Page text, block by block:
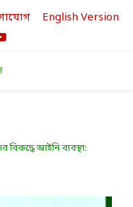
English Version
Youtube
বিরুদ্ধে আইনি ব্যবস্থা: